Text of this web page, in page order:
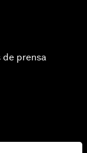
de prensa